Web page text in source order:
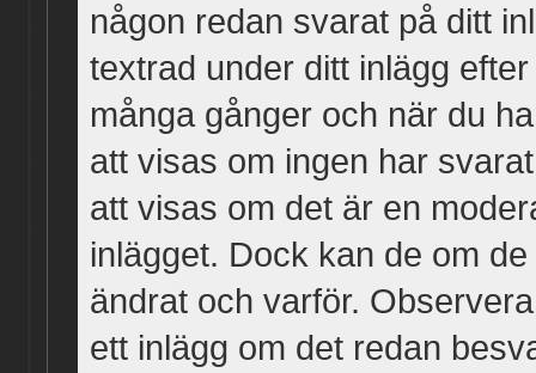
någon redan svarat på ditt
textrad under ditt inlägg
många gånger och när du
att visas om ingen har
att visas om det är en
inlägget. Dock kan de om
ändrat och varför.
ett inlägg om det redan